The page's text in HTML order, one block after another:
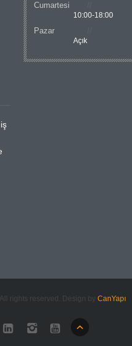
Cumartesi
10:00-18:00
Pazar
Açık
All rights reserved. Design by CanYapı